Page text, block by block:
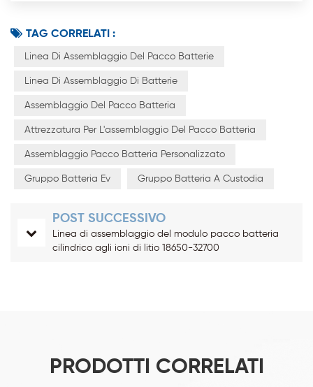
TAG CORRELATI :
Linea Di Assemblaggio Del Pacco Batterie
Linea Di Assemblaggio Di Batterie
Assemblaggio Del Pacco Batteria
Attrezzatura Per L'assemblaggio Del Pacco Batteria
Assemblaggio Pacco Batteria Personalizzato
Gruppo Batteria Ev Gruppo Batteria A Custodia
POST SUCCESSIVO
Linea di assemblaggio del modulo pacco batteria
cilindrico agli ioni di litio 18650-32700
PRODOTTI CORRELATI